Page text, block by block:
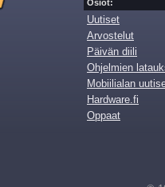
Osiot:
Uutiset
Arvostelut
Päivän diili
Ohjelmien
Mobiilialan
Hardware.fi
Oppaat